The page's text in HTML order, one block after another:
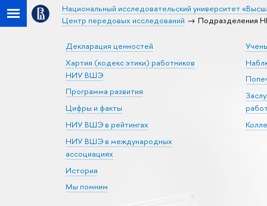
Национальный исследовательский университет
Центр передовых исследований
Подразделения
Декларация ценностей
Хартия (кодекс этики) работников
НИУ ВШЭ
Программа развития
Цифры и факты
НИУ ВШЭ в рейтингах
НИУ ВШЭ в международных
ассоциациях
История
Мы помним